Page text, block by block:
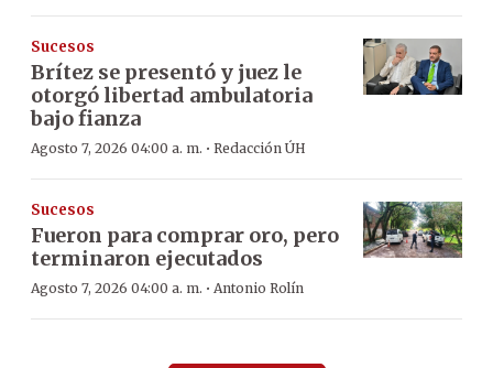
Sucesos
Brítez se presentó y juez le
otorgó libertad ambulatoria
bajo fianza
Agosto 7, 2026 04:00 a. m. · Redacción ÚH
Sucesos
Fueron para comprar oro, pero
terminaron ejecutados
Agosto 7, 2026 04:00 a. m. · Antonio Rolín